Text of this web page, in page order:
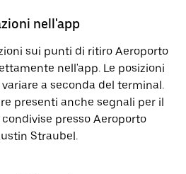
nell'app
sui punti di ritiro Aeroporto
nell'app. Le posizioni
a seconda del terminal.
presenti anche segnali per il
presso Aeroporto
Straubel.